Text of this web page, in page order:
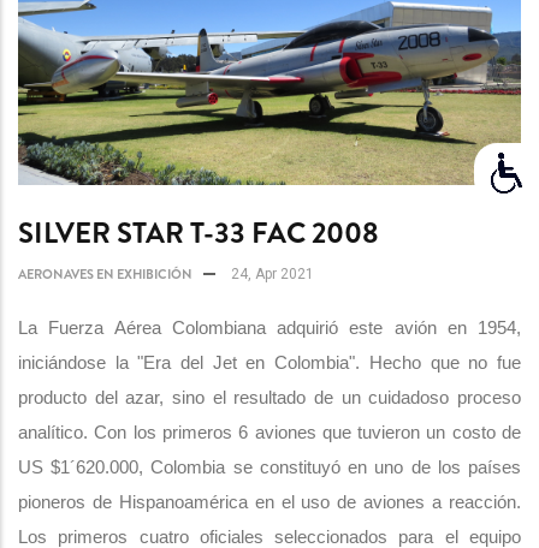
SILVER STAR T-33 FAC 2008
AERONAVES EN EXHIBICIÓN 24, Apr 2021
La Fuerza Aérea Colombiana adquirió este avión en 1954,
iniciándose la "Era del Jet en Colombia". Hecho que no fue
producto del azar, sino el resultado de un cuidadoso proceso
analítico. Con los primeros 6 aviones que tuvieron un costo de
US $1´620.000, Colombia se constituyó en uno de los países
pioneros de Hispanoamérica en el uso de aviones a reacción.
Los primeros cuatro oficiales seleccionados para el equipo